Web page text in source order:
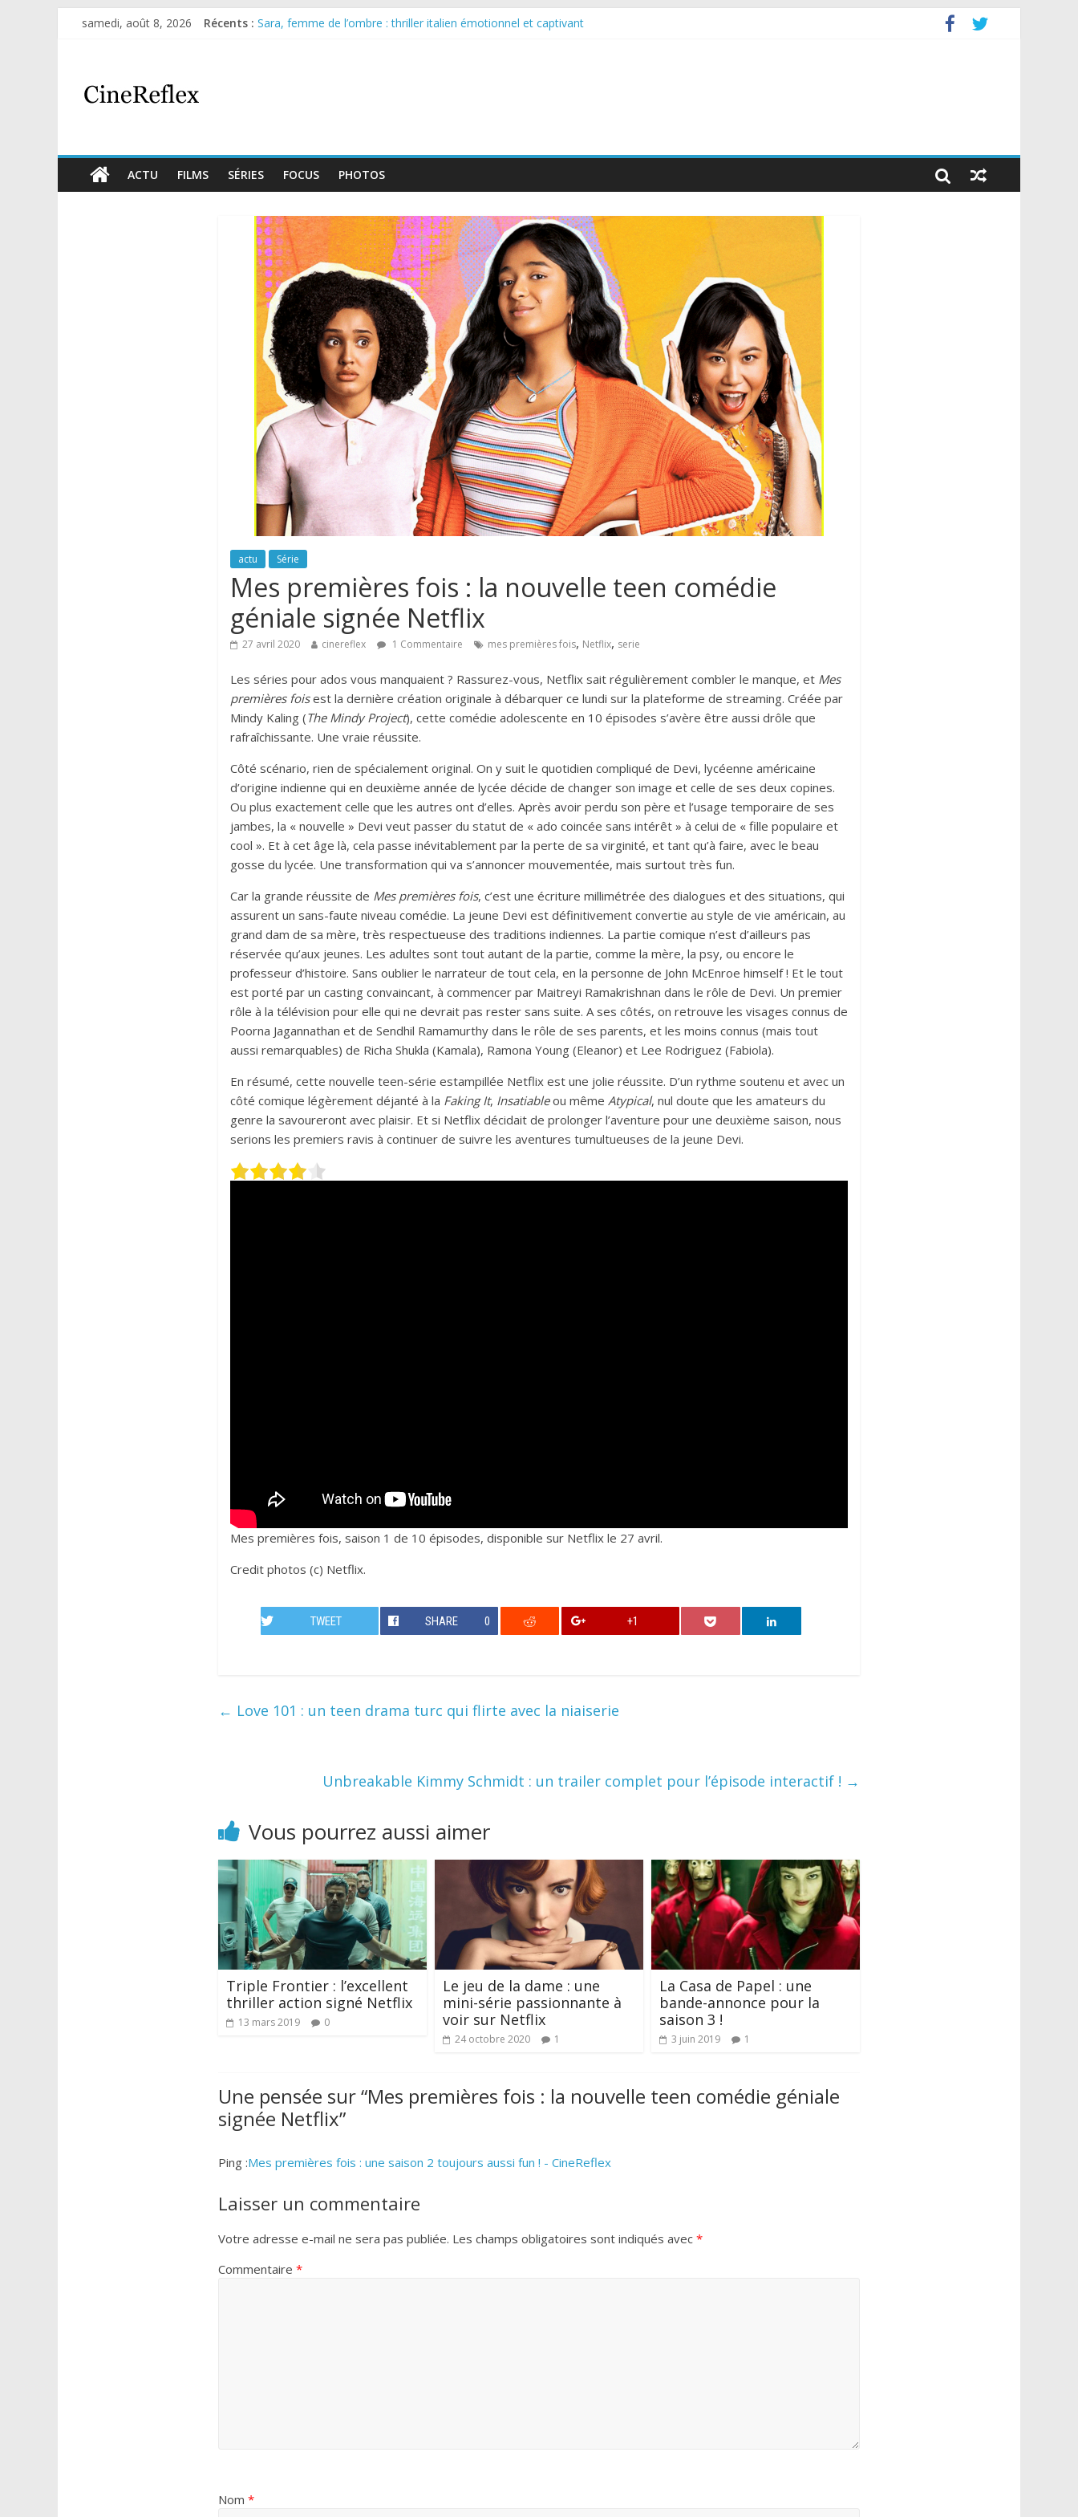
samedi, août 8, 2026 Récents : Sara, femme de l’ombre : thriller italien émotionnel et captivant
ACTU FILMS SÉRIES FOCUS PHOTOS
actu Série
Mes premières fois : la nouvelle teen comédie
géniale signée Netflix
27 avril 2020 cinereflex 1 Commentaire mes premières fois, Netflix, serie
Les séries pour ados vous manquaient ? Rassurez-vous, Netflix sait régulièrement combler le manque, et Mes
premières foisest la dernière création originale à débarquer ce lundi sur la plateforme de streaming. Créée par
Mindy Kaling (The Mindy Project), cette comédie adolescente en 10 épisodes s’avère être aussi drôle que
rafraîchissante. Une vraie réussite.
Côté scénario, rien de spécialement original. On y suit le quotidien compliqué de Devi, lycéenne américaine
d’origine indienne qui en deuxième année de lycée décide de changer son image et celle de ses deux copines.
Ou plus exactement celle que les autres ont d’elles. Après avoir perdu son père et l’usage temporaire de ses
jambes, la « nouvelle » Devi veut passer du statut de « ado coincée sans intérêt » à celui de « fille populaire et
cool ». Et à cet âge là, cela passe inévitablement par la perte de sa virginité, et tant qu’à faire, avec le beau
gosse du lycée. Une transformation qui va s’annoncer mouvementée, mais surtout très fun.
Car la grande réussite de Mes premières fois, c’est une écriture millimétrée des dialogues et des situations, qui
assurent un sans-faute niveau comédie. La jeune Devi est définitivement convertie au style de vie américain, au
grand dam de sa mère, très respectueuse des traditions indiennes. La partie comique n’est d’ailleurs pas
réservée qu’aux jeunes. Les adultes sont tout autant de la partie, comme la mère, la psy, ou encore le
professeur d’histoire. Sans oublier le narrateur de tout cela, en la personne de John McEnroe himself ! Et le tout
est porté par un casting convaincant, à commencer par Maitreyi Ramakrishnan dans le rôle de Devi. Un premier
rôle à la télévision pour elle qui ne devrait pas rester sans suite. A ses côtés, on retrouve les visages connus de
Poorna Jagannathan et de Sendhil Ramamurthy dans le rôle de ses parents, et les moins connus (mais tout
aussi remarquables) de Richa Shukla (Kamala), Ramona Young (Eleanor) et Lee Rodriguez (Fabiola).
En résumé, cette nouvelle teen-série estampillée Netflix est une jolie réussite. D’un rythme soutenu et avec un
côté comique légèrement déjanté à la Faking It, Insatiableou même Atypical, nul doute que les amateurs du
genre la savoureront avec plaisir. Et si Netflix décidait de prolonger l’aventure pour une deuxième saison, nous
serions les premiers ravis à continuer de suivre les aventures tumultueuses de la jeune Devi.
Mes premières fois, saison 1 de 10 épisodes, disponible sur Netflix le 27 avril.
Credit photos (c) Netflix.
TWEET SHARE 0 +1
← Love 101 : un teen drama turc qui flirte avec la niaiserie
Unbreakable Kimmy Schmidt : un trailer complet pour l’épisode interactif ! →
Vous pourrez aussi aimer
Triple Frontier : l’excellent
thriller action signé Netflix
13 mars 2019 0
Le jeu de la dame : une
mini-série passionnante à
voir sur Netflix
24 octobre 2020 1
La Casa de Papel : une
bande-annonce pour la
saison 3 !
3 juin 2019 1
Une pensée sur “Mes premières fois : la nouvelle teen comédie géniale
signée Netflix”
Ping :Mes premières fois : une saison 2 toujours aussi fun ! - CineReflex
Laisser un commentaire
Votre adresse e-mail ne sera pas publiée. Les champs obligatoires sont indiqués avec *
Commentaire *
Nom *